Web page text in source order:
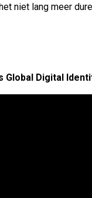
niet lang meer
Global Digital